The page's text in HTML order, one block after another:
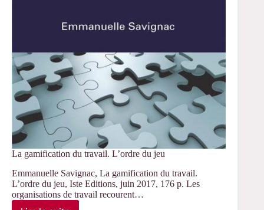
La gamification du travail. L’ordre du jeu
Emmanuelle Savignac, La gamification du travail.
L’ordre du jeu, Iste Editions, juin 2017, 176 p. Les
organisations de travail recourent…